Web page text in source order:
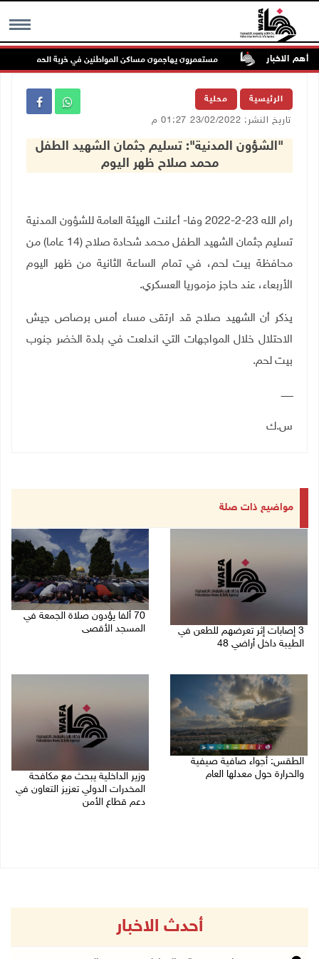
MENU أهم الاخبار
الملاحة مستعمرون يهاجمون مساكن المواطنين في خربة الحمة بالأغوار
الرئيسية محلية
تاريخ النشر: 23/02/2022 01:27 م
"الشؤون المدنية": تسليم جثمان الشهيد الطفل
محمد صلاح ظهر اليوم
رام الله 23-2-2022 وفا- أعلنت الهيئة العامة للشؤون المدنية
تسليم جثمان الشهيد الطفل محمد شحادة صلاح (14 عاما) من
محافظة بيت لحم، في تمام الساعة الثانية من ظهر اليوم
الأربعاء، عند حاجز مزموريا العسكري.
يذكر أن الشهيد صلاح قد ارتقى مساء أمس برصاص جيش
الاحتلال خلال المواجهات التي اندلعت في بلدة الخضر جنوب
بيت لحم.
ــــــــ
س.ك
مواضيع ذات صلة
3 إصابات إثر تعرضهم للطعن في
الطيبة داخل أراضي 48
70 ألفا يؤدون صلاة الجمعة في
المسجد الأقصى
الطقس: أجواء صافية صيفية
والحرارة حول معدلها العام
وزير الداخلية يبحث مع مكافحة
المخدرات الدولي تعزيز التعاون في
دعم قطاع الأمن
أحدث الاخبار